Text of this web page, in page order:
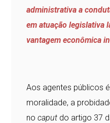
administrativa a
em atuação legislativa
vantagem econômica
Aos agentes públicos
moralidade, a
nocaput do artigo 37